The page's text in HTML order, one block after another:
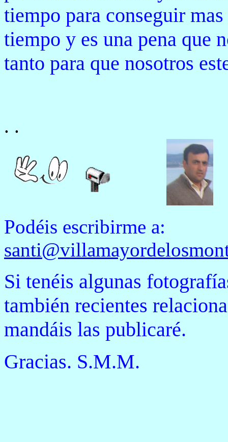
tiempo para conseguir
tiempo y es una pena que
tanto para que nosotros
. .
Podéis escribirme a:
Si tenéis algunas
también recientes
mandáis las publicaré.
Gracias. S.M.M.